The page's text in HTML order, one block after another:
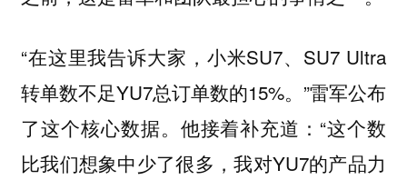
“在这里我告诉大家，小米SU7、SU7 Ultra
转单数不足YU7总订单数的15%。”雷军公布
了这个核心数据。他接着补充道：“这个数
比我们想象中少了很多，我对YU7的产品力